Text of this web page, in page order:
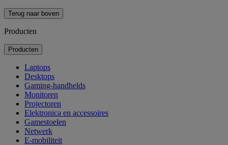
Terug naar boven
Producten
Producten
Laptops
Desktops
Gaming-handhelds
Monitoren
Projectoren
Elektronica en accessoires
Gamestoelen
Netwerk
E-mobiliteit